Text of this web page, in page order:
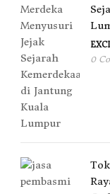
0